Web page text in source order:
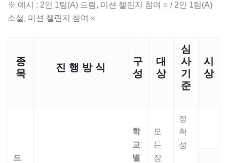
※ 예시 : 2인 1팀(A) 드림, 미션 챌린지 참여 ○ / 2인 1팀(A)
소셜, 미션 챌린지 참여 𐄂
종
목
진 행 방 식
구
성
대
상
심
사
기
준
시
상
드
학
교
별
모
든
장
정
확
성